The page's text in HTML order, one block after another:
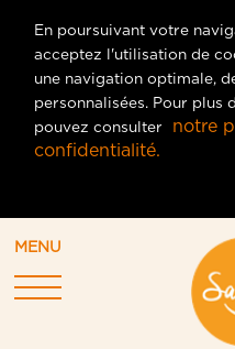
En poursuivant votre
acceptez l'utilisation de
une navigation optimale,
personnalisées. Pour plus
pouvez consulter
notre
confidentialité.
MENU